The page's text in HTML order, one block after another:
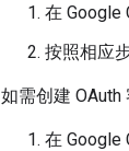
在 Google
按照相应
如需创建 OAuth
在 Google